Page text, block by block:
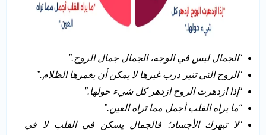
“الجمال ليس في الوجه، الجمال جمال الروح.”
“الروح التي تنير درب غيرها لا يمكن أن يغمرها الظلام.”
“إذا ازدهرت الروح ازدهر كل شيء حولها.”
“ما يراه القلب أجمل مما تراه العين.”
“لا تبهرك الأجساد؛ فالجمال يسكن في القلب لا في